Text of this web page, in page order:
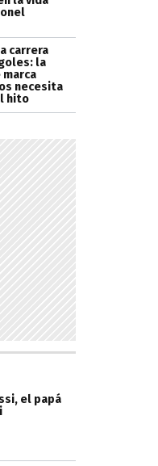
carrera
la
necesita
hito
el papá